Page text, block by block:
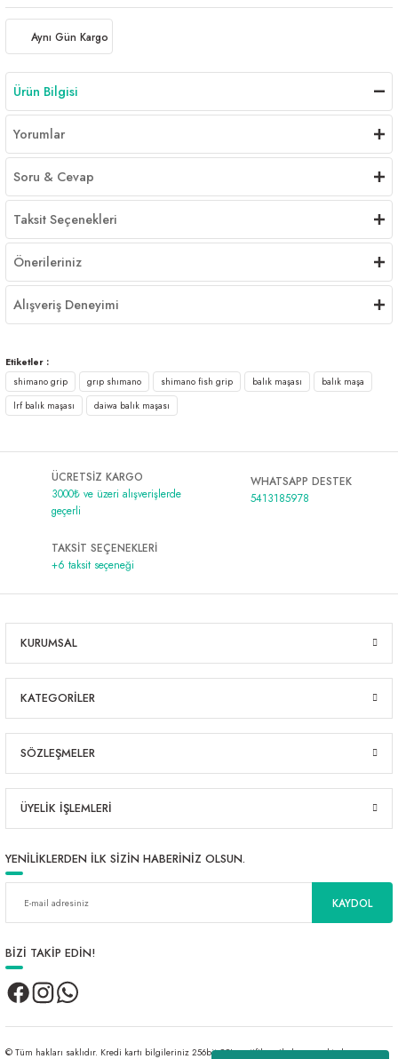
Aynı Gün Kargo
Ürün Bilgisi
Yorumlar
Soru & Cevap
Taksit Seçenekleri
Önerileriniz
Alışveriş Deneyimi
Etiketler :
shimano grip
grıp shımano shimano fish grip balık maşası
balık maşa
lrf balık maşası
daiwa balık maşası
ÜCRETSİZ KARGO
3000₺ ve üzeri alışverişlerde
geçerli
WHATSAPP DESTEK
5413185978
TAKSİT SEÇENEKLERİ
+6 taksit seçeneği
KURUMSAL
KATEGORİLER
SÖZLEŞMELER
ÜYELİK İŞLEMLERİ
YENİLİKLERDEN İLK SİZİN HABERİNİZ OLSUN.
KAYDOL
BİZİ TAKİP EDİN!
© Tüm hakları saklıdır. Kredi kartı bilgileriniz 256bit SSL sertifikası ile korunmaktadır.